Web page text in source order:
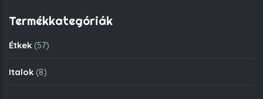
Termékkategóriák
Étkek (57)
Italok (8)